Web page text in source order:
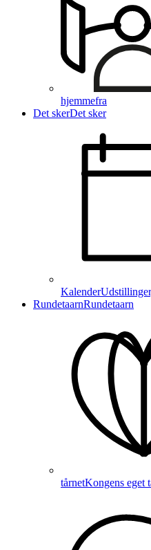
hjemmefra
Det skerDet sker
Kalender
RundetaarnRundetaarn
tårnetKongens eget